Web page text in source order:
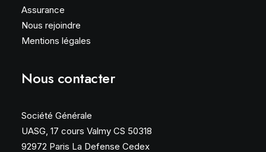
Assurance
Nous rejoindre
Mentions légales
Nous contacter
Société Générale
UASG, 17 cours Valmy CS 50318
92972 Paris La Defense Cedex